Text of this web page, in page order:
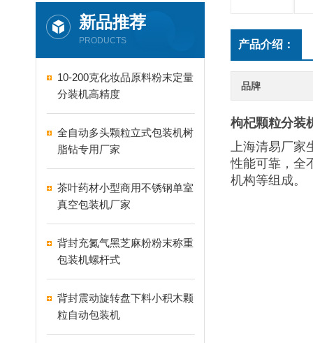
新品推荐
PRODUCTS
10-200克化妆品原料粉末定量
分装机高精度
全自动多头颗粒立式包装机树
脂钻专用厂家
茶叶药材小型商用不锈钢单室
真空包装机厂家
背封充氮气黑芝麻粉粉末称重
包装机螺杆式
背封震动旋转盘下料小积木颗
粒自动包装机
产品介绍：
品牌
枸杞颗粒分装
上海清易厂家
性能可靠，全
机构等组成。